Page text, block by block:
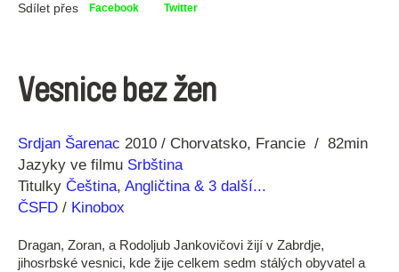
Sdílet přes Facebook Twitter
Vesnice bez žen
Režie
Srdjan Šarenac
Rok 2010 Chorvatsko Francie
82min
Jazyky ve filmu Srbština
Titulky Čeština, Angličtina & 3 další...
ČSFD / Kinobox
Dragan, Zoran, a Rodoljub Jankovičovi žijí v Zabrdje,
jihosrbské vesnici, kde žije celkem sedm stálých obyvatel a